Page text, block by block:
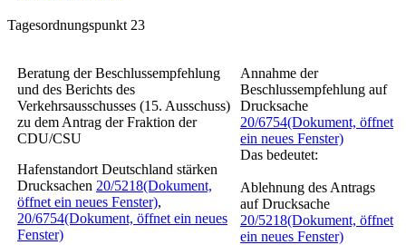
Tagesordnungspunkt 23
Beratung der Beschlussempfehlung
und des Berichts des
Verkehrsausschusses (15. Ausschuss)
zu dem Antrag der Fraktion der
CDU/CSU
Hafenstandort Deutschland stärken
Drucksachen 20/5218(Dokument,
öffnet ein neues Fenster),
20/6754(Dokument, öffnet ein neues
Fenster)
Annahme der
Beschlussempfehlung auf
Drucksache
20/6754(Dokument, öffnet
ein neues Fenster)
Das bedeutet:
Ablehnung des Antrags
auf Drucksache
20/5218(Dokument, öffnet
ein neues Fenster)